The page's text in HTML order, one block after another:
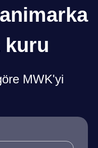
kuru
MWK'yi